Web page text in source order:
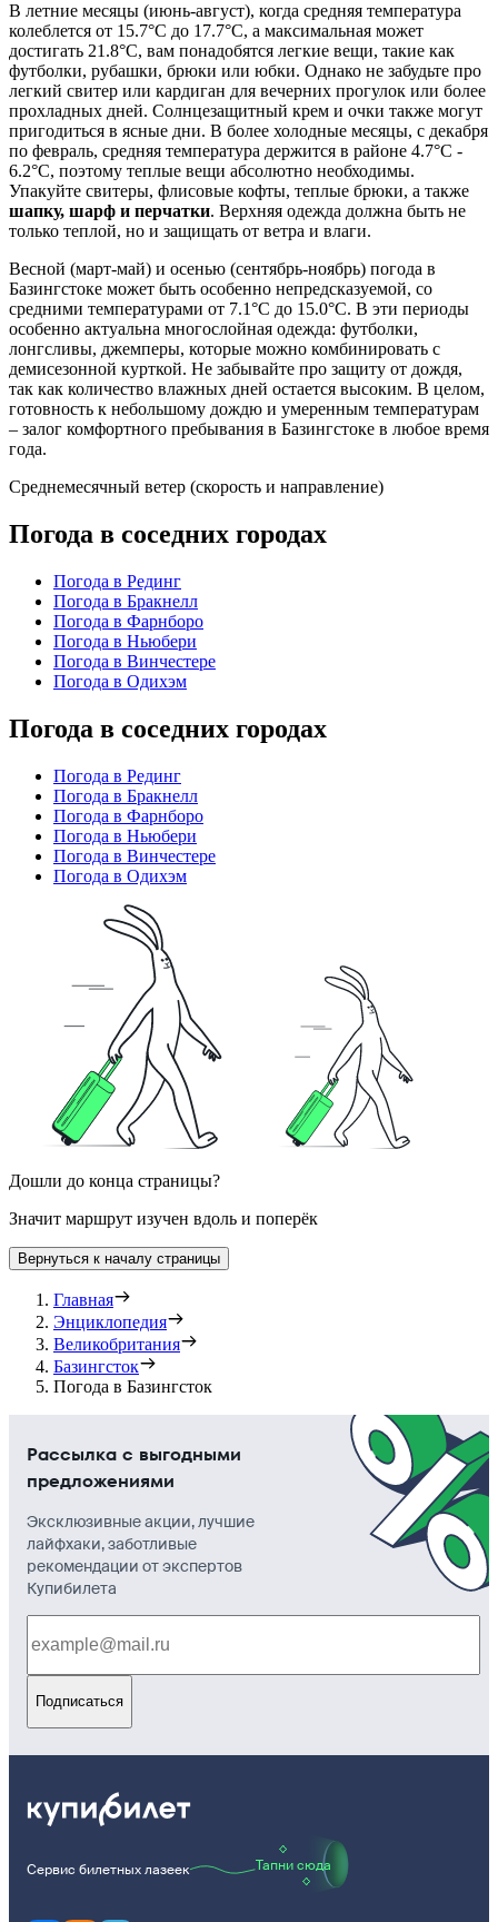
В летние месяцы (июнь-август), когда средняя температура
колеблется от 15.7°C до 17.7°C, а максимальная может
достигать 21.8°C, вам понадобятся легкие вещи, такие как
футболки, рубашки, брюки или юбки. Однако не забудьте про
легкий свитер или кардиган для вечерних прогулок или более
прохладных дней. Солнцезащитный крем и очки также могут
пригодиться в ясные дни. В более холодные месяцы, с декабря
по февраль, средняя температура держится в районе 4.7°C -
6.2°C, поэтому теплые вещи абсолютно необходимы.
Упакуйте свитеры, флисовые кофты, теплые брюки, а также
шапку, шарф и перчатки. Верхняя одежда должна быть не
только теплой, но и защищать от ветра и влаги.
Весной (март-май) и осенью (сентябрь-ноябрь) погода в
Базингстоке может быть особенно непредсказуемой, со
средними температурами от 7.1°C до 15.0°C. В эти периоды
особенно актуальна многослойная одежда: футболки,
лонгсливы, джемперы, которые можно комбинировать с
демисезонной курткой. Не забывайте про защиту от дождя,
так как количество влажных дней остается высоким. В целом,
готовность к небольшому дождю и умеренным температурам
– залог комфортного пребывания в Базингстоке в любое время
года.
Среднемесячный ветер (скорость и направление)
Погода в соседних городах
Погода в Рединг
Погода в Бракнелл
Погода в Фарнборо
Погода в Ньюбери
Погода в Винчестере
Погода в Одихэм
Погода в соседних городах
Погода в Рединг
Погода в Бракнелл
Погода в Фарнборо
Погода в Ньюбери
Погода в Винчестере
Погода в Одихэм
Дошли до конца страницы?
Значит маршрут изучен вдоль и поперёк
Вернуться к началу страницы
Главная
Энциклопедия
Великобритания
Базингсток
Погода в Базингсток
Рассылка с выгодными
предложениями
Эксклюзивные акции, лучшие
лайфхаки, заботливые
рекомендации от экспертов
Купибилета
Подписаться
Сервис билетных лазеек Тапни сюда